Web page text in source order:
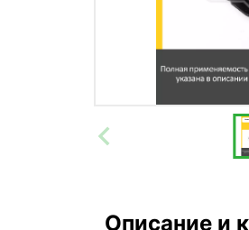
Описание и